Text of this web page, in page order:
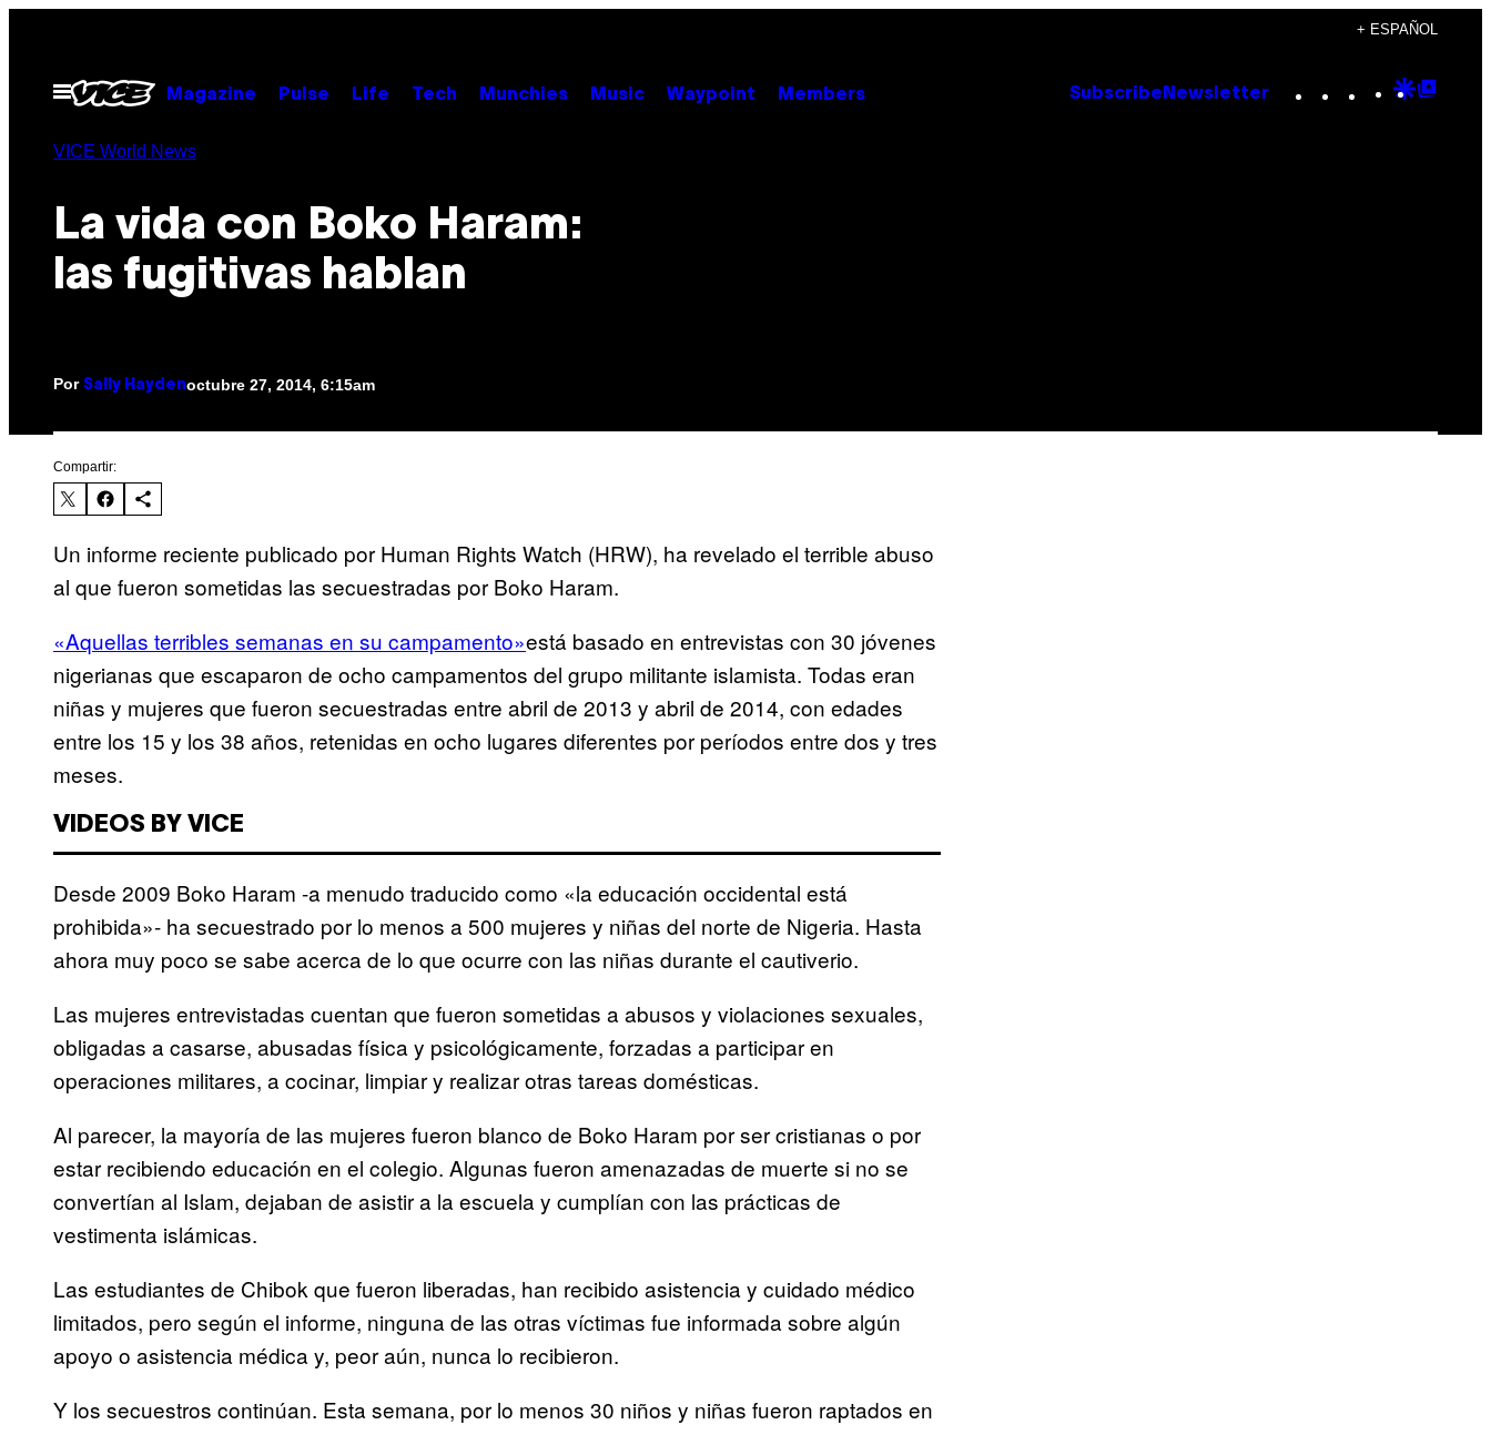
contenido
+ ESPAÑOL
Abrir
Menú
Magazine Pulse Life Tech Munchies Music Waypoint Members Subscribe Newsletter Instagram
TikTok
YouTube
Google
VICE World News
La vida con Boko Haram:
las fugitivas hablan
Por Sally Haydenoctubre 27, 2014, 6:15am
Compartir:
Un informe reciente publicado por Human Rights Watch (HRW), ha revelado el terrible abuso
al que fueron sometidas las secuestradas por Boko Haram.
«Aquellas terribles semanas en su campamento»está basado en entrevistas con 30 jóvenes
nigerianas que escaparon de ocho campamentos del grupo militante islamista. Todas eran
niñas y mujeres que fueron secuestradas entre abril de 2013 y abril de 2014, con edades
entre los 15 y los 38 años, retenidas en ocho lugares diferentes por períodos entre dos y tres
meses.
VIDEOS BY VICE
Desde 2009 Boko Haram -a menudo traducido como «la educación occidental está
prohibida»- ha secuestrado por lo menos a 500 mujeres y niñas del norte de Nigeria. Hasta
ahora muy poco se sabe acerca de lo que ocurre con las niñas durante el cautiverio.
Las mujeres entrevistadas cuentan que fueron sometidas a abusos y violaciones sexuales,
obligadas a casarse, abusadas física y psicológicamente, forzadas a participar en
operaciones militares, a cocinar, limpiar y realizar otras tareas domésticas.
Al parecer, la mayoría de las mujeres fueron blanco de Boko Haram por ser cristianas o por
estar recibiendo educación en el colegio. Algunas fueron amenazadas de muerte si no se
convertían al Islam, dejaban de asistir a la escuela y cumplían con las prácticas de
vestimenta islámicas.
Las estudiantes de Chibok que fueron liberadas, han recibido asistencia y cuidado médico
limitados, pero según el informe, ninguna de las otras víctimas fue informada sobre algún
apoyo o asistencia médica y, peor aún, nunca lo recibieron.
Y los secuestros continúan. Esta semana, por lo menos 30 niños y niñas fueron raptados en